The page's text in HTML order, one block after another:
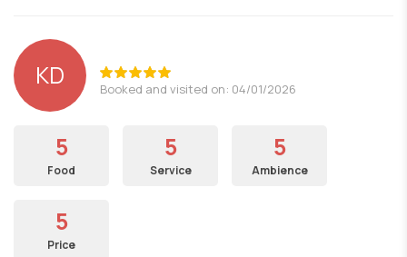
KD Booked and visited on: 04/01/2026
5
Food
5
Service
5
Ambience
5
Price